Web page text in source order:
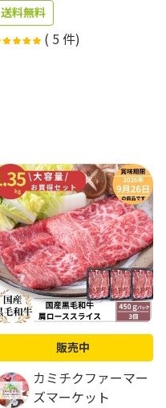
送料無料
( 5 件)
販売中
カミチクファーマー
ズマーケット